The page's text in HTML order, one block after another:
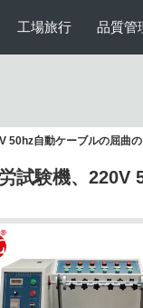
工場旅行 品質管
50hz自動ケーブルの屈曲
試験機、220V